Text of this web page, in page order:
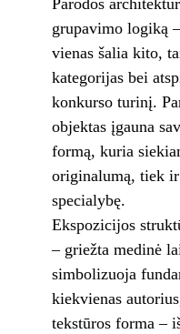
Parodos
grupavimo logiką
vienas šalia kito,
kategorijas bei
konkurso turinį.
objektas įgauna
formą, kuria
originalumą, tiek
specialybę.
Ekspozicijos
– griežta medinė
simbolizuoja
kiekvienas
tekstūros forma –